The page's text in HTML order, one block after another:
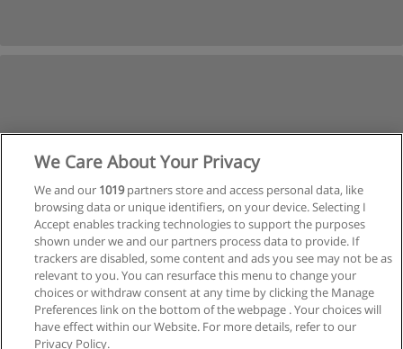
We Care About Your Privacy
We and our 1019partners store and access personal data, like
browsing data or unique identifiers, on your device. Selecting I
Accept enables tracking technologies to support the purposes
shown under we and our partners process data to provide. If
trackers are disabled, some content and ads you see may not be as
relevant to you. You can resurface this menu to change your
choices or withdraw consent at any time by clicking the Manage
Preferences link on the bottom of the webpage . Your choices will
have effect within our Website. For more details, refer to our
Privacy Policy.